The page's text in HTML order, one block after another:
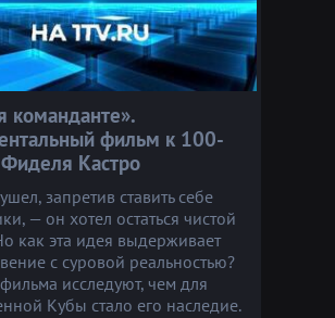
команданте».
фильм к 100-
Кастро
запретив ставить себе
— он хотел остаться чистой
как эта идея выдерживает
с суровой реальностью?
исследуют, чем для
Кубы стало его наследие.